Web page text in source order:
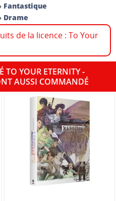
Fantastique
Drame
de la licence : To Your
TO YOUR ETERNITY -
AUSSI COMMANDÉ